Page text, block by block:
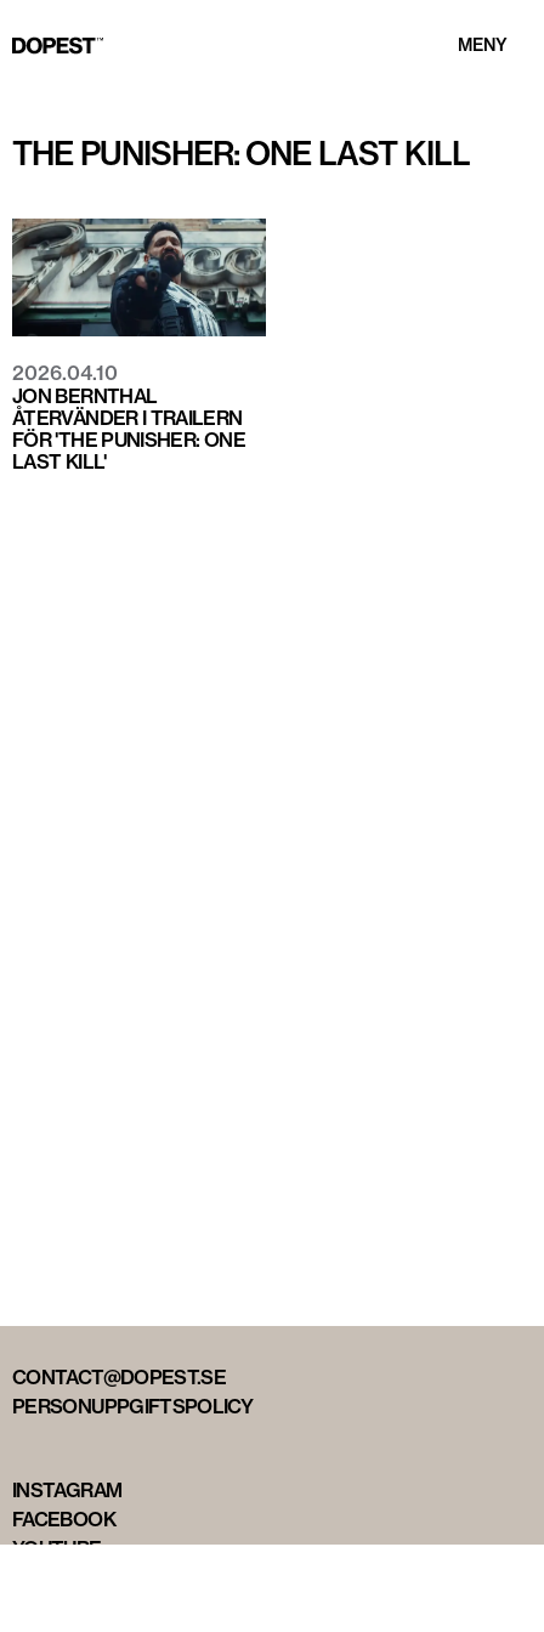
MENY
THE PUNISHER: ONE LAST KILL
2026.04.10
JON BERNTHAL
ÅTERVÄNDER I TRAILERN
FÖR 'THE PUNISHER: ONE
LAST KILL'
CONTACT@DOPEST.SE
PERSONUPPGIFTSPOLICY
INSTAGRAM
FACEBOOK
YOUTUBE